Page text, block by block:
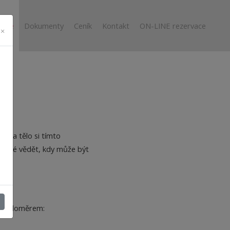
Dokumenty Ceník Kontakt ON-LINE rezervace
a tělo si tímto
vědět, kdy může být
×